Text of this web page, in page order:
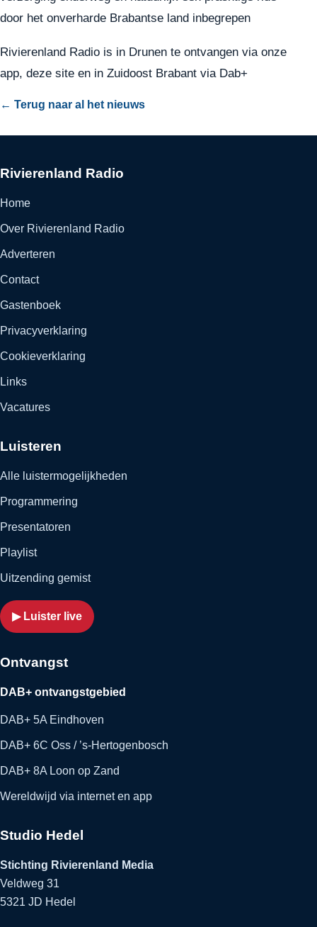
door het onverharde Brabantse land inbegrepen
Rivierenland Radio is in Drunen te ontvangen via onze
app, deze site en in Zuidoost Brabant via Dab+
← Terug naar al het nieuws
Rivierenland Radio
Home
Over Rivierenland Radio
Adverteren
Contact
Gastenboek
Privacyverklaring
Cookieverklaring
Links
Vacatures
Luisteren
Alle luistermogelijkheden
Programmering
Presentatoren
Playlist
Uitzending gemist
▶ Luister live
Ontvangst
DAB+ ontvangstgebied
DAB+ 5A Eindhoven
DAB+ 6C Oss / ’s-Hertogenbosch
DAB+ 8A Loon op Zand
Wereldwijd via internet en app
Studio Hedel
Stichting Rivierenland Media
Veldweg 31
5321 JD Hedel